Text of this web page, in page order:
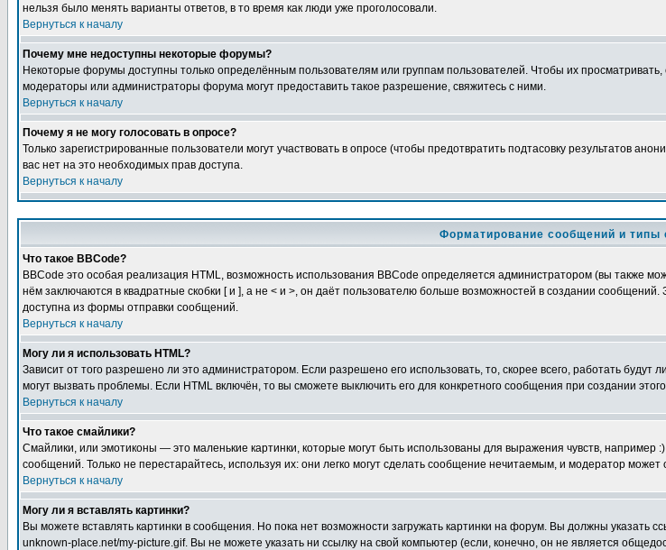
нельзя было менять варианты ответов, в то время как люди уже проголосовали.
Вернуться к началу
Почему мне недоступны некоторые форумы?
Некоторые форумы доступны только определённым пользователям или группам пользователей. Чтобы их
модераторы или администраторы форума могут предоставить такое разрешение, свяжитесь с ними.
Вернуться к началу
Почему я не могу голосовать в опросе?
Только зарегистрированные пользователи могут участвовать в опросе (чтобы предотвратить подтасовку результатов
вас нет на это необходимых прав доступа.
Вернуться к началу
Форматирование сообщений и типы
Что такое BBCode?
BBCode это особая реализация HTML, возможность использования BBCode определяется администратором (вы также
нём заключаются в квадратные скобки [ и ], а не < и >, он даёт пользователю больше возможностей в создании
доступна из формы отправки сообщений.
Вернуться к началу
Могу ли я использовать HTML?
Зависит от того разрешено ли это администратором. Если разрешено его использовать, то, скорее всего, работать будут
могут вызвать проблемы. Если HTML включён, то вы сможете выключить его для конкретного сообщения при создании
Вернуться к началу
Что такое смайлики?
Смайлики, или эмотиконы — это маленькие картинки, которые могут быть использованы для выражения чувств, например
сообщений. Только не перестарайтесь, используя их: они легко могут сделать сообщение нечитаемым, и модератор
Вернуться к началу
Могу ли я вставлять картинки?
Вы можете вставлять картинки в сообщения. Но пока нет возможности загружать картинки на форум. Вы должны указать
unknown-place.net/my-picture.gif. Вы не можете указать ни ссылку на свой компьютер (если, конечно, он не является